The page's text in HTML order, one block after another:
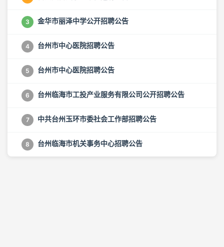
3 金华市丽泽中学公开招聘公告
4 台州市中心医院招聘公告
5 台州市中心医院招聘公告
6 台州临海市工投产业服务有限公司公开招聘公告
7 中共台州玉环市委社会工作部招聘公告
8 台州临海市机关事务中心招聘公告